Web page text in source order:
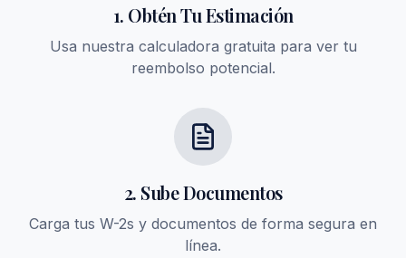
1. Obtén Tu Estimación
Usa nuestra calculadora gratuita para ver tu
reembolso potencial.
2. Sube Documentos
Carga tus W-2s y documentos de forma segura en
línea.